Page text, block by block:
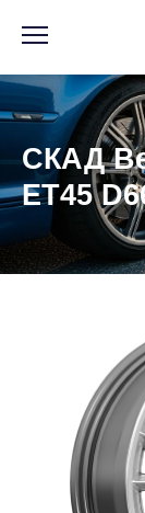
СКАД
ET45
Информация